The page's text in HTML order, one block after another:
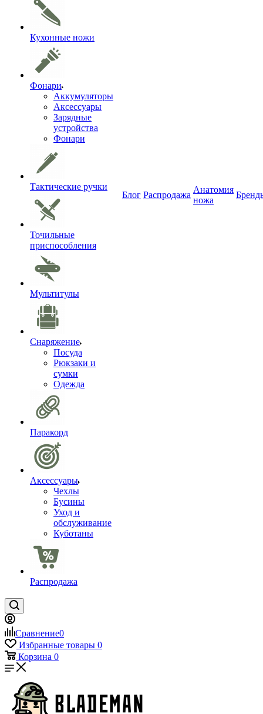
Кухонные ножи
Фонари
Аккумуляторы
Аксессуары
Зарядные
устройства
Фонари
Тактические ручки
Точильные
приспособления
Мультитулы
Снаряжение
Посуда
Рюкзаки и
сумки
Одежда
Паракорд
Аксессуары
Чехлы
Бусины
Уход и
обслуживание
Куботаны
Распродажа
Блог Распродажа
Анатомия
ножа
Сравнение0
Избранные товары 0
Корзина 0